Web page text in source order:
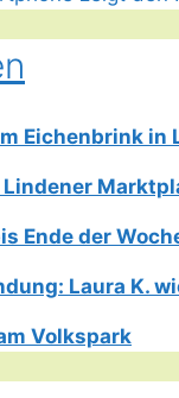
Eichenbrink in
Ende der
Laura K.
Volkspark